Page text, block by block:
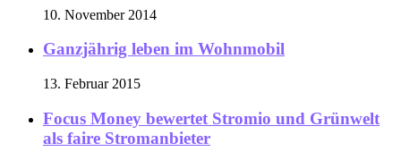
10. November 2014
Ganzjährig leben im Wohnmobil
13. Februar 2015
Focus Money bewertet Stromio und Grünwelt
als faire Stromanbieter